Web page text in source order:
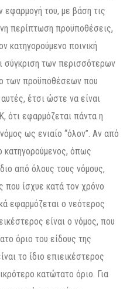
εφαρμογή του, με βάση τις
περίπτωση προϋποθέσεις,
κατηγορούμενο ποινική
σύγκριση των περισσότερων
των προϋποθέσεων που
έτσι ώστε να είναι
ότι εφαρμόζεται πάντα η
ως ενιαίο “όλον”. Αν από
κατηγορούμενος, όπως
από όλους τους νόμους,
που ίσχυε κατά τον χρόνο
εφαρμόζεται ο νεότερος
είναι ο νόμος, που
όριο του είδους της
το ίδιο επιεικέστερος
κατώτατο όριο. Για